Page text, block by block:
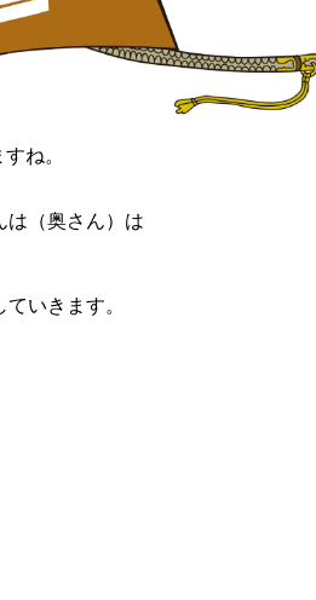
ね。
は（奥さん）は
いきます。